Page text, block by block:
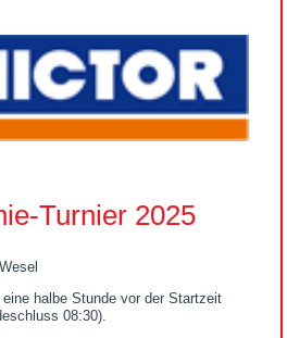
Turnier 2025
halbe Stunde vor der Startzeit
08:30).